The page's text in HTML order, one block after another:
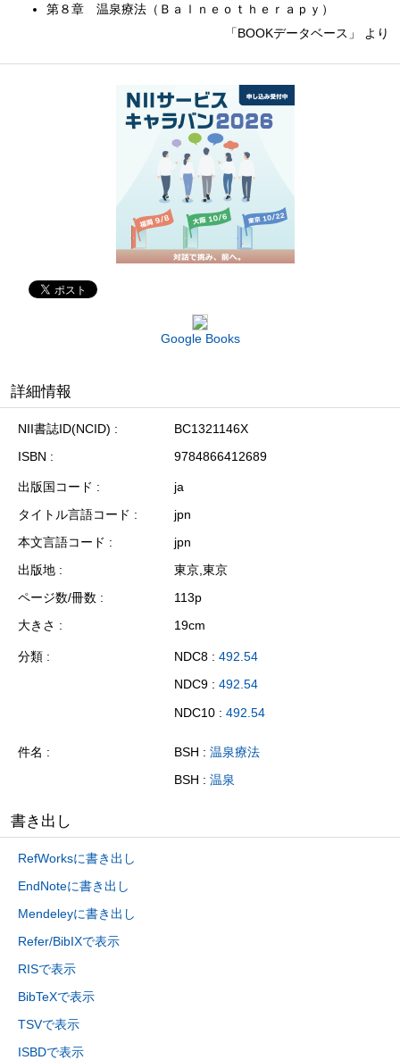
第８章 温泉療法（Ｂａｌｎｅｏｔｈｅｒａｐｙ）
「BOOKデータベース」 より
Google Books
詳細情報
NII書誌ID(NCID)
BC1321146X
ISBN
9784866412689
出版国コード
ja
タイトル言語コード
jpn
本文言語コード
jpn
出版地
東京,東京
ページ数/冊数
113p
大きさ
19cm
分類 NDC8 : 492.54
NDC9 : 492.54
NDC10 : 492.54
件名 BSH : 温泉療法
BSH : 温泉
書き出し
RefWorksに書き出し
EndNoteに書き出し
Mendeleyに書き出し
Refer/BibIXで表示
RISで表示
BibTeXで表示
TSVで表示
ISBDで表示